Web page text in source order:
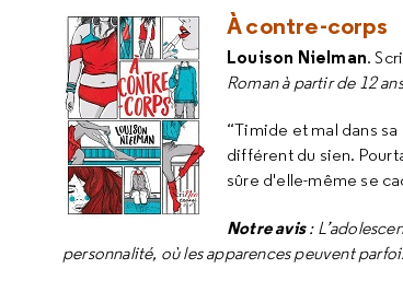
À contre-corps
Louison Nielman.
Roman à partir de 12
“Timide et mal dans
différent du sien.
sûre d'elle-même se
Notre avis:
personnalité, où les apparences peuvent